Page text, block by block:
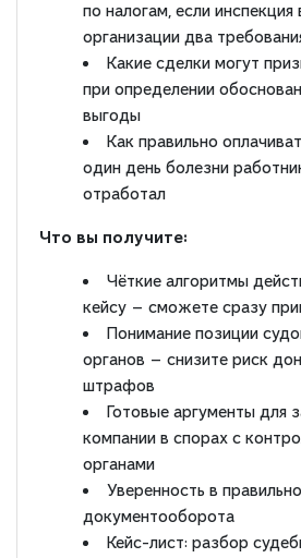
по налогам, если инспекция
организации два
Какие сделки могут
при определении
выгоды
Как правильно
один день болезни
отработал
Что вы получите:
Чёткие алгоритмы
кейсу — сможете сразу
Понимание позиции
органов — снизите риск
штрафов
Готовые аргументы для
компании в спорах с
органами
Уверенность в
документооборота
Кейс-лист: разбор